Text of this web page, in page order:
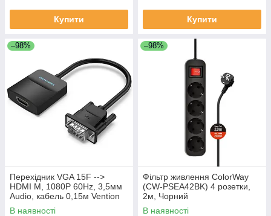
Купити Купити
–98%
Перехідник VGA 15F -->
HDMI M, 1080P 60Hz, 3,5мм
Audio, кабель 0,15м Vention
чорний
В наявності
–98%
Фільтр живлення СolorWay
(CW-PSEA42BK) 4 розетки,
2м, Чорний
В наявності